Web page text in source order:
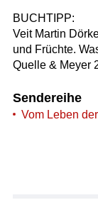
BUCHTIPP:
Veit Martin
und Früchte.
Quelle & Meyer
Sendereihe
Vom Leben